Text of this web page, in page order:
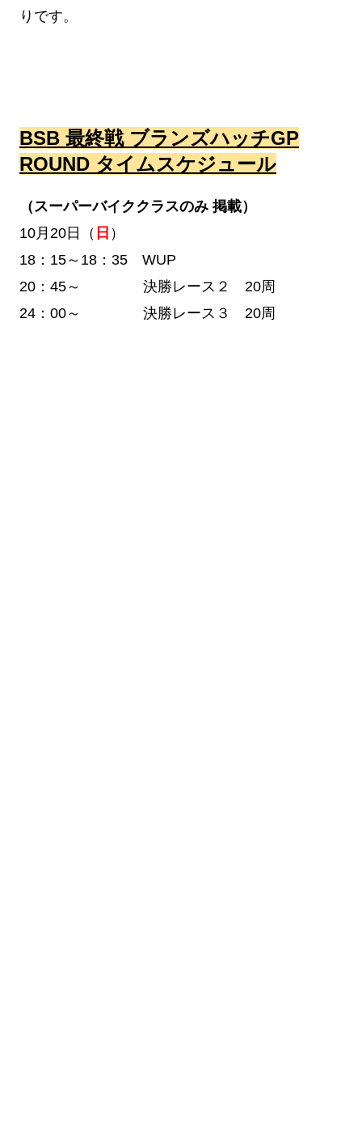
りです。
BSB 最終戦 ブランズハッチGP
ROUND タイムスケジュール
（スーパーバイククラスのみ 掲載）
10月20日（ 日 ）
18：15～18：35 WUP
20：45～ 決勝レース２ 20周
24：00～ 決勝レース３ 20周